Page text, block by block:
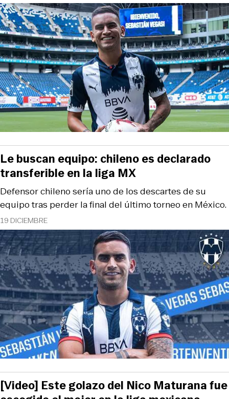
19 DICIEMBRE
Defensor chileno sería uno de los descartes de su
equipo tras perder la final del último torneo en México.
Le buscan equipo: chileno es declarado
transferible en la liga MX
[Video] Este golazo del Nico Maturana fue